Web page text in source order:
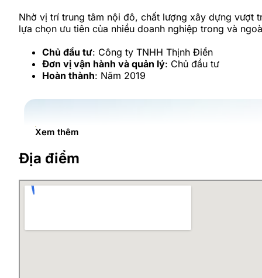
Nhờ vị trí trung tâm nội đô, chất lượng xây dựng vượt
lựa chọn ưu tiên của nhiều doanh nghiệp trong và
Chủ đầu tư: Công ty TNHH Thịnh Điền
Đơn vị vận hành và quản lý: Chủ đầu tư
Hoàn thành: Năm 2019
Xem thêm
Địa điểm